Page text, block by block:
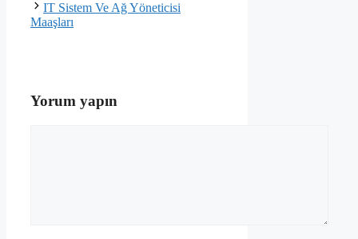
IT Sistem Ve Ağ Yöneticisi
Maaşları
Yorum yapın